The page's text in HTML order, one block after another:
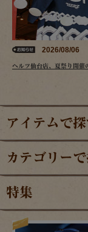
2026/08/06
ヘルツ仙台店、夏祭り開催
アイテムで
カテゴリー
特集